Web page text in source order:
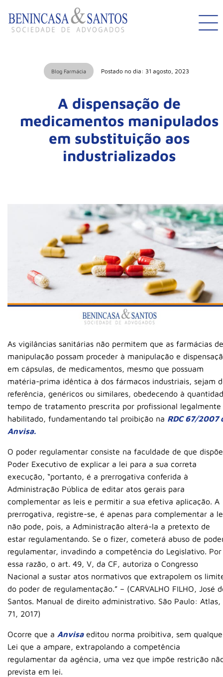
Blog Farmácia Postado no dia: 31 agosto, 2023
A dispensação de
medicamentos manipulados
em substituição aos
industrializados
As vigilâncias sanitárias não permitem que as farmácias de
manipulação possam proceder à manipulação e
em cápsulas, de medicamentos, mesmo que possuam
matéria-prima idêntica à dos fármacos industriais, sejam
referência, genéricos ou similares, obedecendo à
tempo de tratamento prescrita por profissional legalmente
habilitado, fundamentando tal proibição na RDC 67/2007
Anvisa.
O poder regulamentar consiste na faculdade de que
Poder Executivo de explicar a lei para a sua correta
execução, “portanto, é a prerrogativa conferida à
Administração Pública de editar atos gerais para
complementar as leis e permitir a sua efetiva aplicação. A
prerrogativa, registre-se, é apenas para complementar a
não pode, pois, a Administração alterá-la a pretexto de
estar regulamentando. Se o fizer, cometerá abuso de
regulamentar, invadindo a competência do Legislativo. Por
essa razão, o art. 49, V, da CF, autoriza o Congresso
Nacional a sustar atos normativos que extrapolem os
do poder de regulamentação.” – (CARVALHO FILHO, José
Santos. Manual de direito administrativo. São Paulo: Atlas,
71, 2017)
Ocorre que a Anvisaeditou norma proibitiva, sem
Lei que a ampare, extrapolando a competência
regulamentar da agência, uma vez que impõe restrição
prevista em lei.